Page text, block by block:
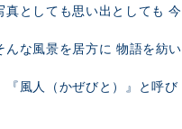
真としても思い出としても
んな風景を居方に 物語を紡
『風人（かぜびと）』と呼